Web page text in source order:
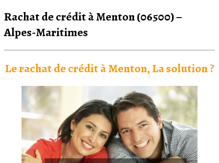
Rachat de crédit à Menton (06500) –
Alpes-Maritimes
Le rachat de crédit à Menton, La solution ?